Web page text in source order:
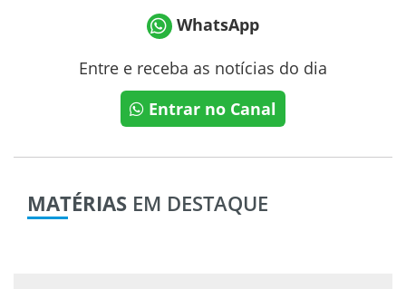
WhatsApp
Entre e receba as notícias do dia
Entrar no Canal
MATÉRIAS EM DESTAQUE